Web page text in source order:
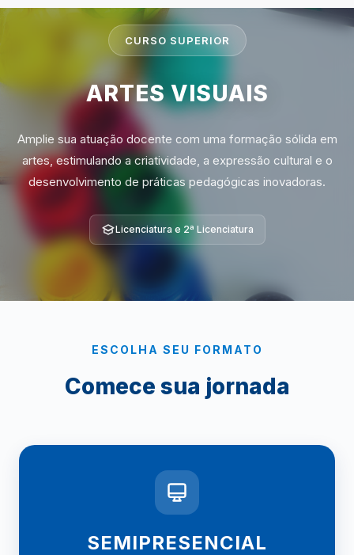
CURSO SUPERIOR
ARTES VISUAIS
Amplie sua atuação docente com uma formação sólida em
artes, estimulando a criatividade, a expressão cultural e o
desenvolvimento de práticas pedagógicas inovadoras.
Licenciatura e 2ª Licenciatura
ESCOLHA SEU FORMATO
Comece sua jornada
SEMIPRESENCIAL